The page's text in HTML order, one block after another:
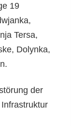
19
Tersa,
Dolynka,
der